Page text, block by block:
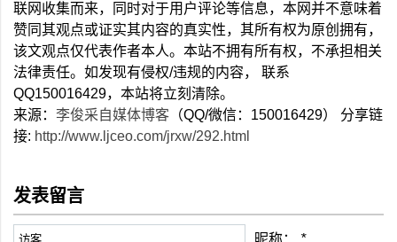
联网收集而来，同时对于用户评论等信息，本网并不意味着
赞同其观点或证实其内容的真实性，其所有权为原创拥有，
该文观点仅代表作者本人。本站不拥有所有权，不承担相关
法律责任。如发现有侵权/违规的内容， 联系
QQ150016429，本站将立刻清除。
来源： 李俊采自媒体博客 （QQ/微信：150016429） 分享链
接: http://www.ljceo.com/jrxw/292.html
发表留言